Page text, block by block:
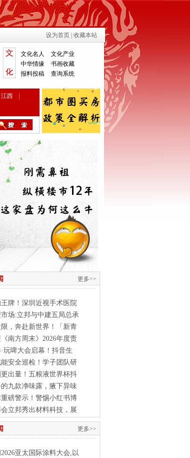
设为首页 收藏本站
文化名人
文化产业
中华情缘
书画收藏
报料投稿
查询系统
江西
更多>>
牌！深圳近视手术医院
场:立邦与中建五局总承
，奔赴新世界！「新青
南方周末》2026年度责
玩啤大会启幕！抖音生
安全巡检！学子团队研
出量！五粮液世界杯抖
九款净味露，腋下异味
磅警示！警惕小红书博
会立邦秀出材料科技，展
更多>>
亚太国际涂料大会,以